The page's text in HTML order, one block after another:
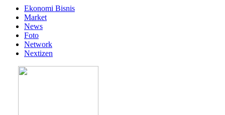
Ekonomi Bisnis
Market
News
Foto
Network
Nextizen